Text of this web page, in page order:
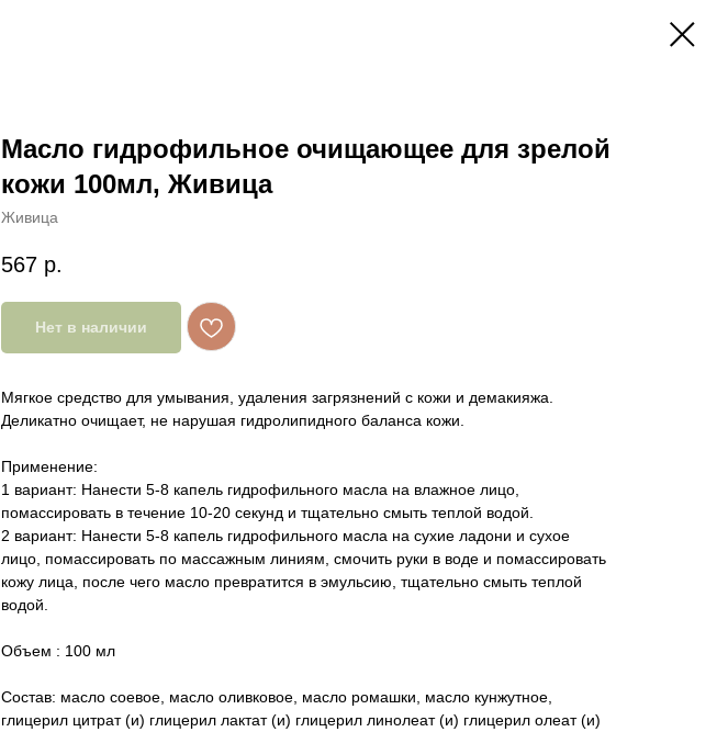
Масло гидрофильное очищающее для зрелой
кожи 100мл, Живица
Живица
567 р.
Нет в наличии
Мягкое средство для умывания, удаления загрязнений с кожи и демакияжа.
Деликатно очищает, не нарушая гидролипидного баланса кожи.
Применение:
1 вариант: Нанести 5-8 капель гидрофильного масла на влажное лицо,
помассировать в течение 10-20 секунд и тщательно смыть теплой водой.
2 вариант: Нанести 5-8 капель гидрофильного масла на сухие ладони и сухое
лицо, помассировать по массажным линиям, смочить руки в воде и помассировать
кожу лица, после чего масло превратится в эмульсию, тщательно смыть теплой
водой.
Объем : 100 мл
Состав: масло соевое, масло оливковое, масло ромашки, масло кунжутное,
глицерил цитрат (и) глицерил лактат (и) глицерил линолеат (и) глицерил олеат (и)